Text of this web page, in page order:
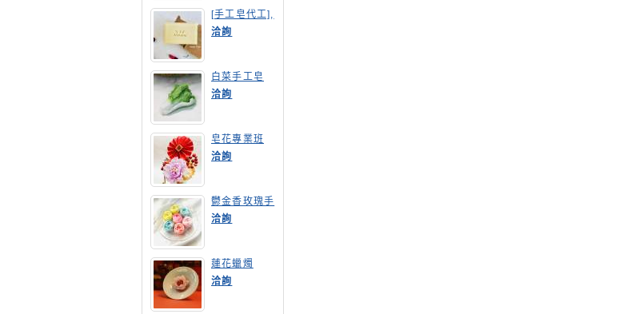
[手工皂代工],
膠原蛋白手工
皂
洽詢
白菜手工皂
洽詢
皂花專業班
洽詢
鬱金香玫瑰手
工皂(長高型)
洽詢
蓮花蠟燭
洽詢